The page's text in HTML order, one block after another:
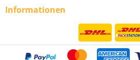
Informationen